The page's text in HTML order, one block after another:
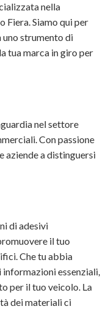
nella
Fiera. Siamo qui per
strumento di
tua marca in giro per
nel settore
Con passione
aziende a distinguersi
di adesivi
il tuo
Che tu abbia
essenziali,
per il tuo veicolo. La
dei materiali ci